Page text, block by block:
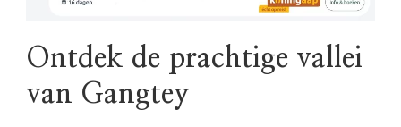
Ontdek de prachtige vallei
van Gangtey